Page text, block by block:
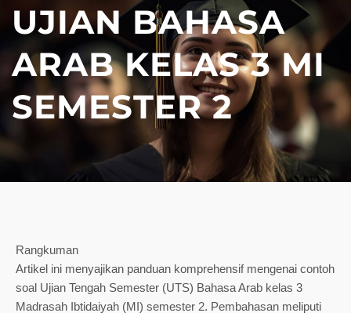
UJIAN BAHASA
ARAB KELAS 3 MI
SEMESTER 2
Rangkuman
Artikel ini menyajikan panduan komprehensif mengenai contoh
soal Ujian Tengah Semester (UTS) Bahasa Arab kelas 3
Madrasah Ibtidaiyah (MI) semester 2. Pembahasan meliputi